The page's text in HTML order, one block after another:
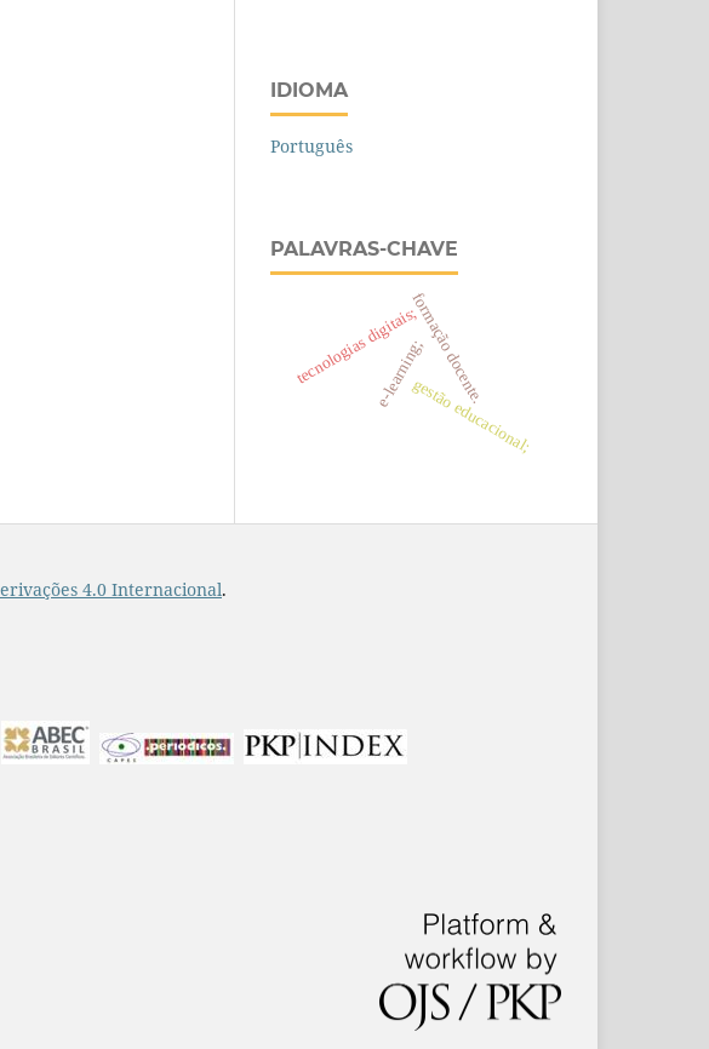
IDIOMA
Português
PALAVRAS-CHAVE
gestão educacional;
e-learning;
tecnologias digitais;formação docente.
4.0 Internacional.